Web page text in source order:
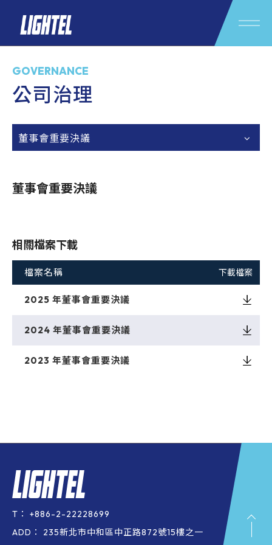
GOVERNANCE
公司治理
董事會重要決議
董事會重要決議
相關檔案下載
檔案名稱 下載檔案
2025 年董事會重要決議
2024 年董事會重要決議
2023 年董事會重要決議
T： +886-2-22228699
ADD： 235新北市中和區中正路872號15樓之一